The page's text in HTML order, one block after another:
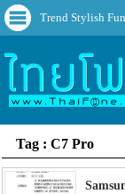
Trend Stylish Fun
Tag : C7 Pro